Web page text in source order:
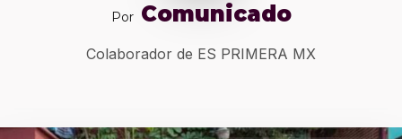
Por Comunicado
Colaborador de ES PRIMERA MX